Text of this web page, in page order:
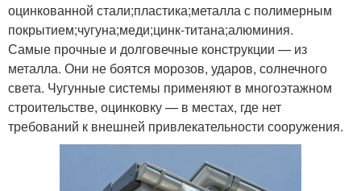
оцинкованной стали;пластика;металла с полимерным
покрытием;чугуна;меди;цинк-титана;алюминия.
Самые прочные и долговечные конструкции — из
металла. Они не боятся морозов, ударов, солнечного
света. Чугунные системы применяют в многоэтажном
строительстве, оцинковку — в местах, где нет
требований к внешней привлекательности сооружения.